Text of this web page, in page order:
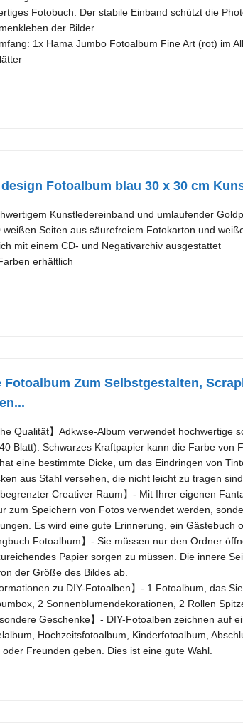
Fotobuch: Der stabile Einband schützt die
der Bilder
1x Hama Jumbo Fotoalbum Fine Art (rot) im
Fotoalbum blau 30 x 30 cm
Kunstledereinband und umlaufender
weißen Seiten aus säurefreiem Fotokarton und
mit einem CD- und Negativarchiv ausgestattet
erhältlich
Fotoalbum Zum Selbstgestalten,
Qualität】Adkwse-Album verwendet hochwertige
Blatt). Schwarzes Kraftpapier kann die Farbe von
eine bestimmte Dicke, um das Eindringen von
aus Stahl versehen, die nicht leicht zu tragen
Creativer Raum】- Mit Ihrer eigenen
zum Speichern von Fotos verwendet werden,
Es wird eine gute Erinnerung, ein Gästebuch
Fotoalbum】- Sie müssen nur den Ordner
Papier sorgen zu müssen. Die innere
der Größe des Bildes ab.
zu DIY-Fotoalben】- 1 Fotoalbum, das
2 Sonnenblumendekorationen, 2 Rollen
Geschenke】- DIY-Fotoalben zeichnen auf
Hochzeitsfotoalbum, Kinderfotoalbum,
oder Freunden geben. Dies ist eine gute Wahl.